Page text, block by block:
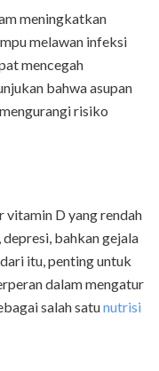
meningkatkan
melawan infeksi
mencegah
bahwa asupan
risiko
vitamin D yang rendah
bahkan gejala
itu, penting untuk
dalam mengatur
salah satunutrisi